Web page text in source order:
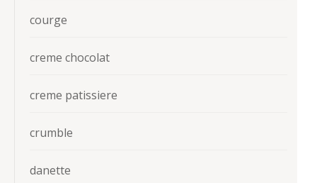
courge
creme chocolat
creme patissiere
crumble
danette